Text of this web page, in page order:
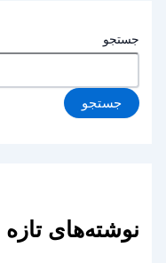
جستجو
جستجو
نوشته‌های تازه